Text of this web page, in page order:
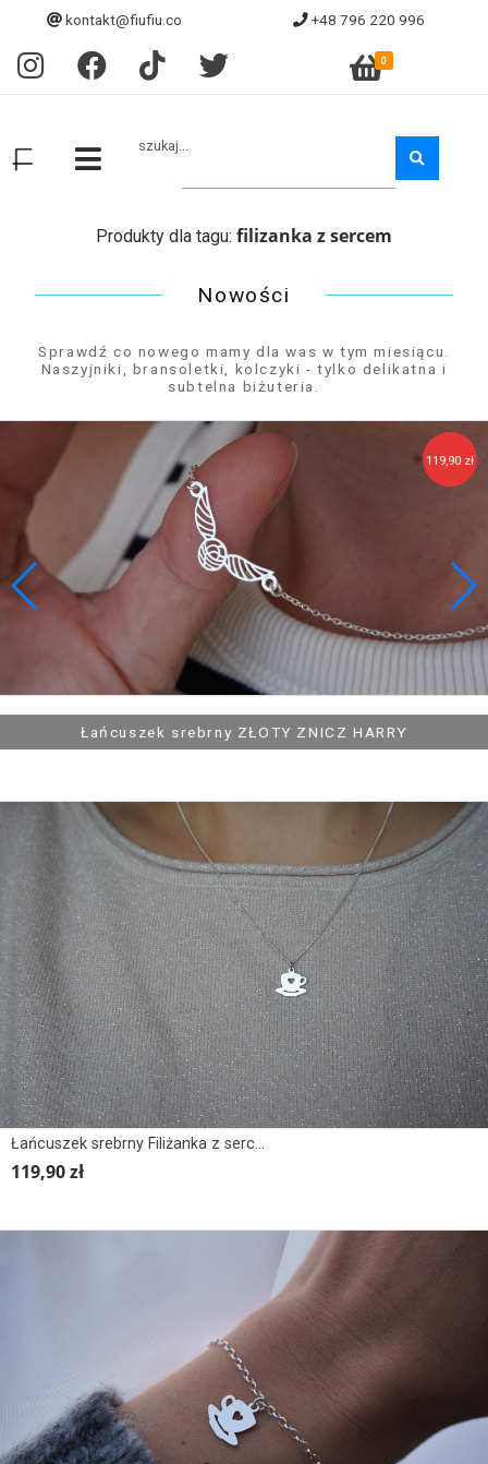
kontakt@fiufiu.co +48 796 220 996
0
szukaj...
Produkty dla tagu: filizanka z sercem
Nowości
Sprawdź co nowego mamy dla was w tym miesiącu.
Naszyjniki, bransoletki, kolczyki - tylko delikatna i
subtelna biżuteria.
Bransoletka srebrna CAMPING, NAMIOT, BIWAK, HAMAK Łańcuszek srebrny ZŁOTY ZNICZ HARRY
119,90 zł
Pierścionek srebrny MUSZLE
Pierścionek srebrny MAPA ŚWIATA
Łańcuszek srebrny Filiżanka z sercem
119,90 zł